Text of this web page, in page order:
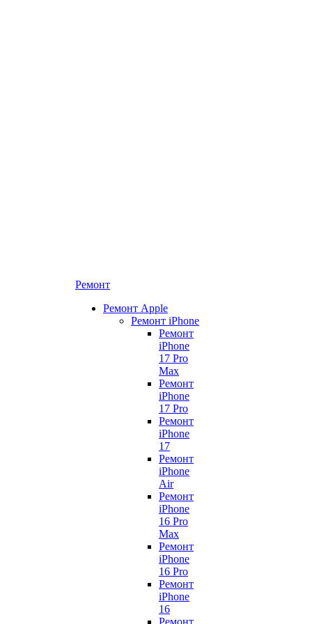
Ремонт
Ремонт Apple
Ремонт iPhone
Ремонт
iPhone
17 Pro
Max
Ремонт
iPhone
17 Pro
Ремонт
iPhone
17
Ремонт
iPhone
Air
Ремонт
iPhone
16 Pro
Max
Ремонт
iPhone
16 Pro
Ремонт
iPhone
16
Ремонт